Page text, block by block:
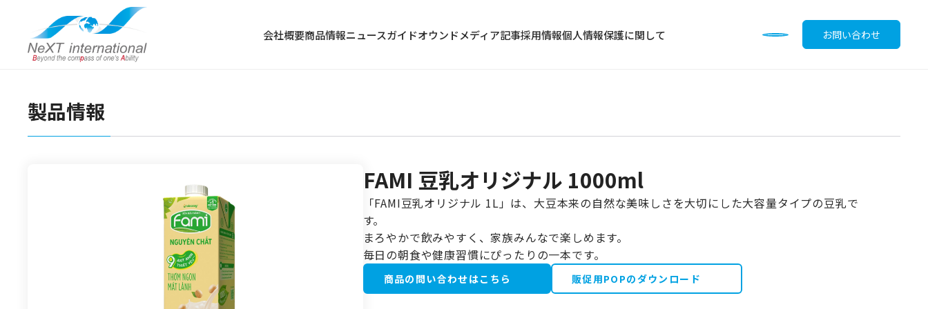
お問い合わせ
会社概要商品情報ニュースガイドオウンドメディア記事採用情報個人情報保護に関して
冷蔵食品
水産加工品
野菜・果物類
調味料
製品情報
FAMI 豆乳オリジナル 1000ml
「FAMI豆乳オリジナル 1L」は、大豆本来の自然な美味しさを大切にした大容量タイプの豆乳で
す。
まろやかで飲みやすく、家族みんなで楽しめます。
毎日の朝食や健康習慣にぴったりの一本です。
商品の問い合わせはこちら 販促用POPのダウンロード